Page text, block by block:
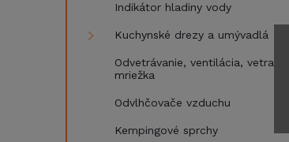
Indikátor hladiny vody
Kuchynské drezy a umývadlá
Odvetrávanie, ventilácia, vetracia
mriežka
Odvlhčovače vzduchu
Kempingové sprchy